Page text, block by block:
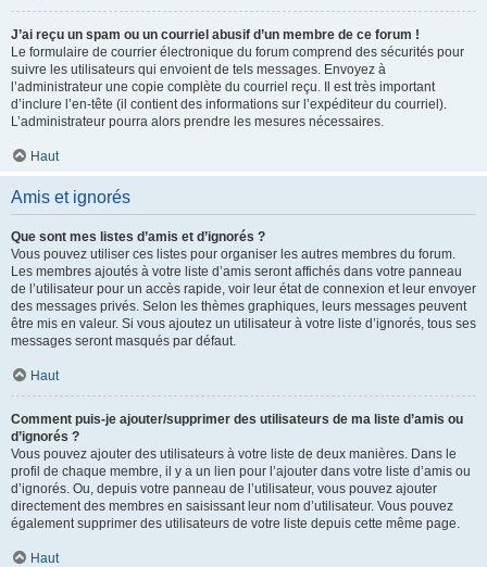
J’ai reçu un spam ou un courriel abusif d’un membre de ce forum !
Le formulaire de courrier électronique du forum comprend des sécurités pour
suivre les utilisateurs qui envoient de tels messages. Envoyez à
l’administrateur une copie complète du courriel reçu. Il est très important
d’inclure l’en-tête (il contient des informations sur l’expéditeur du courriel).
L’administrateur pourra alors prendre les mesures nécessaires.
Haut
Amis et ignorés
Que sont mes listes d’amis et d’ignorés ?
Vous pouvez utiliser ces listes pour organiser les autres membres du forum.
Les membres ajoutés à votre liste d’amis seront affichés dans votre panneau
de l’utilisateur pour un accès rapide, voir leur état de connexion et leur envoyer
des messages privés. Selon les thèmes graphiques, leurs messages peuvent
être mis en valeur. Si vous ajoutez un utilisateur à votre liste d’ignorés, tous ses
messages seront masqués par défaut.
Haut
Comment puis-je ajouter/supprimer des utilisateurs de ma liste d’amis ou
d’ignorés ?
Vous pouvez ajouter des utilisateurs à votre liste de deux manières. Dans le
profil de chaque membre, il y a un lien pour l’ajouter dans votre liste d’amis ou
d’ignorés. Ou, depuis votre panneau de l’utilisateur, vous pouvez ajouter
directement des membres en saisissant leur nom d’utilisateur. Vous pouvez
également supprimer des utilisateurs de votre liste depuis cette même page.
Haut